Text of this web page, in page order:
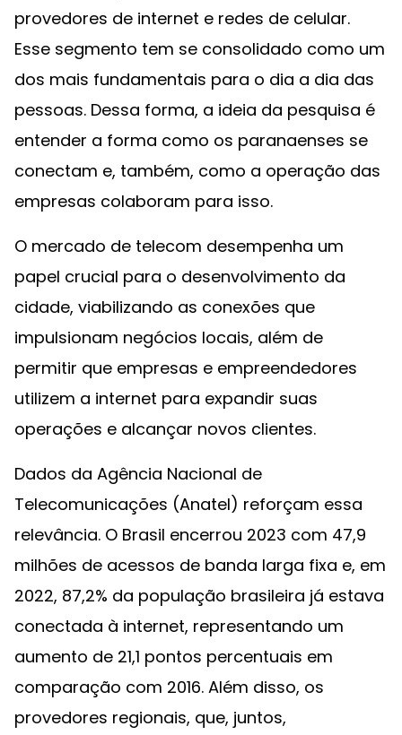
provedores de internet e redes de celular.
Esse segmento tem se consolidado como um
dos mais fundamentais para o dia a dia das
pessoas. Dessa forma, a ideia da pesquisa é
entender a forma como os paranaenses se
conectam e, também, como a operação das
empresas colaboram para isso.
O mercado de telecom desempenha um
papel crucial para o desenvolvimento da
cidade, viabilizando as conexões que
impulsionam negócios locais, além de
permitir que empresas e empreendedores
utilizem a internet para expandir suas
operações e alcançar novos clientes.
Dados da Agência Nacional de
Telecomunicações (Anatel) reforçam essa
relevância. O Brasil encerrou 2023 com 47,9
milhões de acessos de banda larga fixa e, em
2022, 87,2% da população brasileira já estava
conectada à internet, representando um
aumento de 21,1 pontos percentuais em
comparação com 2016. Além disso, os
provedores regionais, que, juntos,